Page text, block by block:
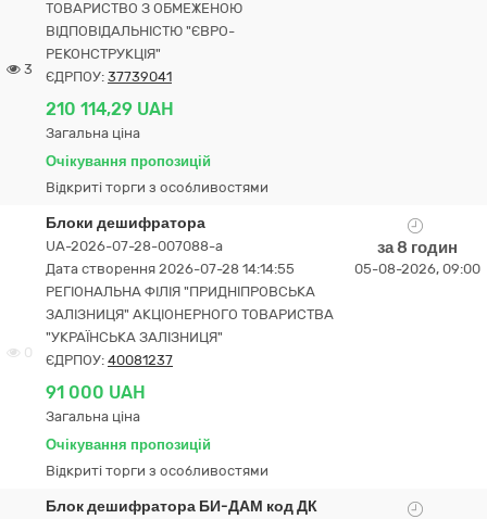
3
ТОВАРИСТВО З ОБМЕЖЕНОЮ
ВІДПОВІДАЛЬНІСТЮ "ЄВРО-
РЕКОНСТРУКЦІЯ"
ЄДРПОУ: 37739041
210 114,29 UAH
Загальна ціна
Очікування пропозицій
Відкриті торги з особливостями
0
Блоки дешифратора
UA-2026-07-28-007088-a
Дата створення 2026-07-28 14:14:55
РЕГІОНАЛЬНА ФІЛІЯ "ПРИДНІПРОВСЬКА
ЗАЛІЗНИЦЯ" АКЦІОНЕРНОГО ТОВАРИСТВА
"УКРАЇНСЬКА ЗАЛІЗНИЦЯ"
ЄДРПОУ: 40081237
91 000 UAH
Загальна ціна
Очікування пропозицій
Відкриті торги з особливостями
за 8 годин
05-08-2026, 09:00
Блок дешифратора БИ-ДАМ код ДК